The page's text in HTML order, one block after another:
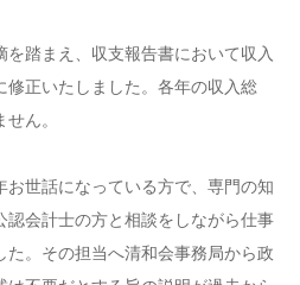
踏まえ、収支報告書において収入
正いたしました。各年の収入総
ん。
お世話になっている方で、専門の知
認会計士の方と相談をしながら仕事
た。その担当へ清和会事務局から政